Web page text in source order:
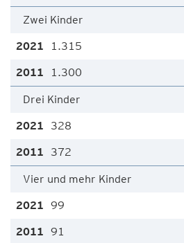
Zwei Kinder
1.315
1.300
Drei Kinder
328
372
Vier und mehr Kinder
99
91